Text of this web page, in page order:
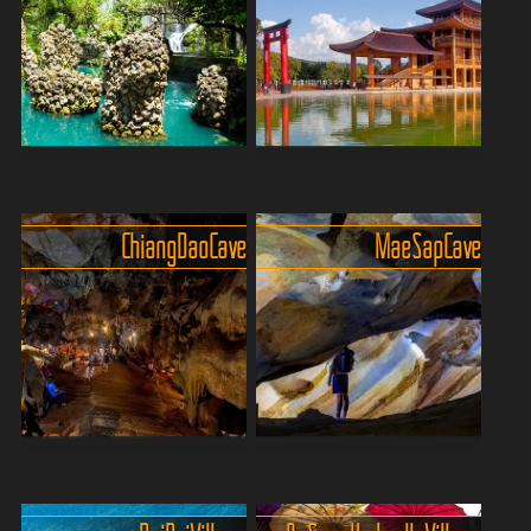
ein atemberaubender
botanischer Garten, der
Besucher mit seiner
üppigen Schönheit und
Vielfalt...
Phrakiat Park, ist eine grüne
Oase an der geschäftigen
Stadt Chiang Mai i...
Stell dir vor, du befindest
dich in einer Landschaft, die
wie aus einem Märchen
entsprungen scheint:
Dichter, zarter Nebel
schwebt in der Luft, krista...
Park
Hinoki Land ist eine
einzigartige Attraktion
zwischen Chiang Mai und
Chiang Rai, die Besucher in
eine faszinierende Welt
japanischer Kultur und
Archit...
Tief im Berg verborgen
Chiang Dao Cave
Cave
Mae Sap Cave